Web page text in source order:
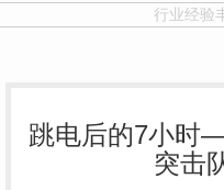
行业经验
跳电后的7小时
突击